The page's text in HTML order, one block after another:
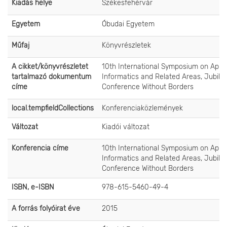
Kiadás helye Székesfehérvár
Egyetem Óbudai Egyetem
Műfaj Könyvrészletek
A cikket/könyvrészletet
tartalmazó dokumentum
címe
10th International Symposium on
Informatics and Related Areas,
Conference Without Borders
local.tempfieldCollections Konferenciaközlemények
Változat Kiadói változat
Konferencia címe
10th International Symposium on
Informatics and Related Areas,
Conference Without Borders
ISBN, e-ISBN 978-615-5460-49-4
A forrás folyóirat éve 2015